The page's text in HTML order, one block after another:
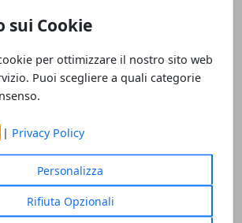
sui Cookie
per ottimizzare il nostro sito web
Puoi scegliere a quali categorie
| Privacy Policy
Personalizza
Rifiuta Opzionali
Buongiorno per Whatsapp